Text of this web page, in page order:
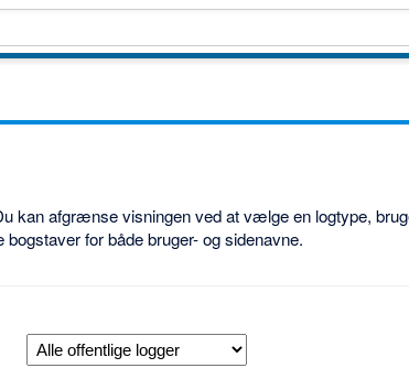
kan afgrænse visningen ved at vælge en logtype,
for både bruger- og sidenavne.